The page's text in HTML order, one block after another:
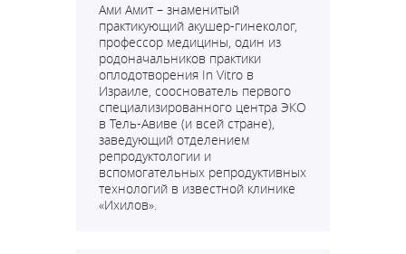
Ами Амит – знаменитый
практикующий акушер-гинеколог,
профессор медицины, один из
родоначальников практики
оплодотворения In Vitro в
Израиле, сооснователь первого
специализированного центра ЭКО
в Тель-Авиве (и всей стране),
заведующий отделением
репродуктологии и
вспомогательных репродуктивных
технологий в известной клинике
«Ихилов».